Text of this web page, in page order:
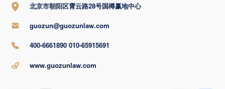
北京市朝阳区霄云路28号国樽赢地中心
guozun@guozunlaw.com
400-6661890 010-65915691
www.guozunlaw.com